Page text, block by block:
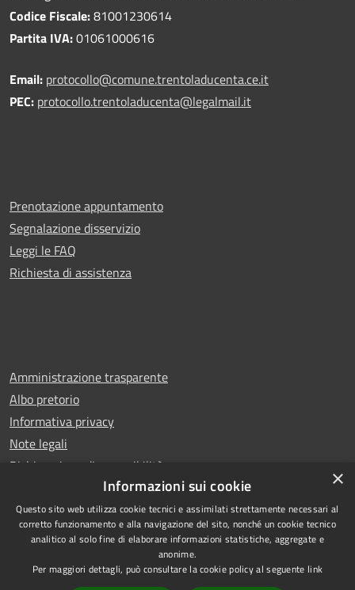
Codice Fiscale:81001230614
Partita IVA:01061000616
Email: protocollo@comune.trentoladucenta.ce.it
PEC: protocollo.trentoladucenta@legalmail.it
Prenotazione appuntamento
Segnalazione disservizio
Leggi le FAQ
Richiesta di assistenza
Amministrazione trasparente
Albo pretorio
Informativa privacy
Note legali
Dichiarazione di accessibilità
RSS
Accessibilità
Copyright © 2025 Comune di
Trentola Ducenta
×
Informazioni sui cookie
Questo sito web utilizza cookie tecnici e assimilati strettamente necessari al
corretto funzionamento e alla navigazione del sito, nonché un cookie tecnico
analitico al solo fine di elaborare informazioni statistiche, aggregate e
anonime.
Per maggiori dettagli, può consultare la cookie policy al seguente link